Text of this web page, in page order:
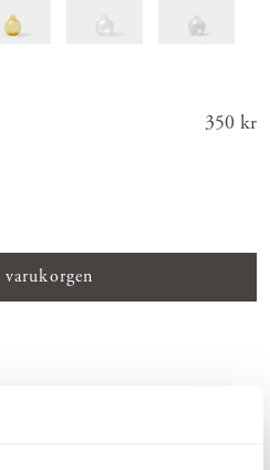
Pris :
350 kr
av inredning som gör vardagslivet